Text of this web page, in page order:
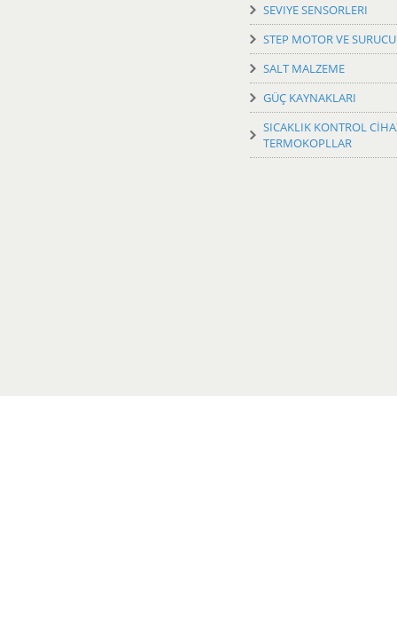
SEVIYE SENSORLERI
STEP MOTOR VE
SALT MALZEME
GÜÇ KAYNAKLARI
SICAKLIK KONTROL
TERMOKOPLLAR